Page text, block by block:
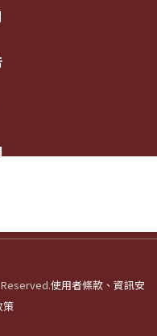
使用者條款、資訊安
策